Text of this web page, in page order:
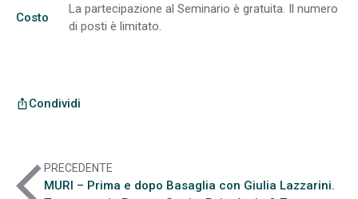
Costo
La partecipazione al Seminario è gratuita. Il numero
di posti è limitato.
ios_shareCondividi
arrow_back_iosPRECEDENTE
MURI – Prima e dopo Basaglia con Giulia Lazzarini.